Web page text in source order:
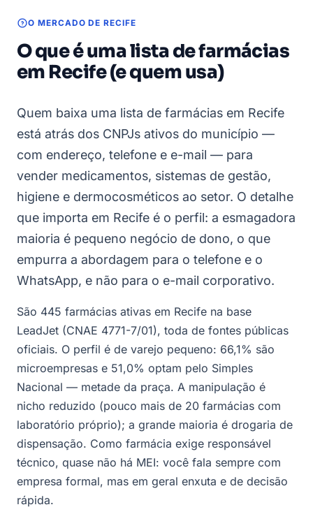
O MERCADO DE RECIFE
O que é uma lista de farmácias
em Recife (e quem usa)
Quem baixa uma lista de farmácias em Recife
está atrás dos CNPJs ativos do município —
com endereço, telefone e e-mail — para
vender medicamentos, sistemas de gestão,
higiene e dermocosméticos ao setor. O detalhe
que importa em Recife é o perfil: a esmagadora
maioria é pequeno negócio de dono, o que
empurra a abordagem para o telefone e o
WhatsApp, e não para o e-mail corporativo.
São 445 farmácias ativas em Recife na base
LeadJet (CNAE 4771-7/01), toda de fontes públicas
oficiais. O perfil é de varejo pequeno: 66,1% são
microempresas e 51,0% optam pelo Simples
Nacional — metade da praça. A manipulação é
nicho reduzido (pouco mais de 20 farmácias com
laboratório próprio); a grande maioria é drogaria de
dispensação. Como farmácia exige responsável
técnico, quase não há MEI: você fala sempre com
empresa formal, mas em geral enxuta e de decisão
rápida.